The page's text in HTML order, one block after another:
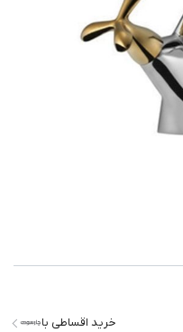
خرید اقساطی با